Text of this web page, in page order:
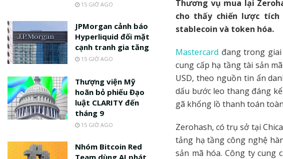
Thương vụ mua lại
cho thấy chiến lược
stablecoin và token hóa.
Mastercard đang trong
cung cấp hạ tầng tài sản
USD, theo nguồn tin ẩn
dấu bước leo thang đáng
gã khổng lồ thanh toán
Zerohash, có trụ sở tại
tảng hạ tầng công nghệ
sản mã hóa. Công ty cung
15 GIỜ AGO
JPMorgan cảnh báo
Hyperliquid đối mặt
cạnh tranh gia tăng
15 GIỜ AGO
Thượng viện Mỹ
hoãn bỏ phiếu Đạo
luật CLARITY đến
tháng 9
15 GIỜ AGO
Nhóm Bitcoin Red
Team dùng AI phát